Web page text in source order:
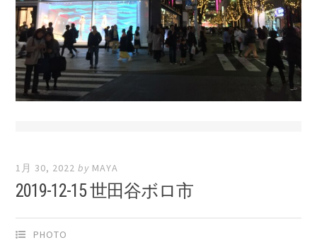
1月 30, 2022 by MAYA
2019-12-15 世田谷ボロ市
PHOTO